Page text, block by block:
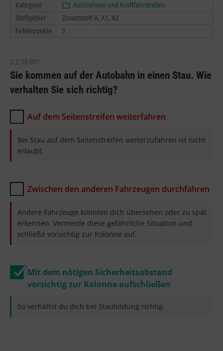
Kategorie
Autobahnen und Kraftfahrstraßen
Stoffgebiet
Zusatzstoff A, A1, A2
Fehlerpunkte
3
2.2.18-001
Sie kommen auf der Autobahn in einen Stau. Wie
verhalten Sie sich richtig?
Auf dem Seitenstreifen weiterfahren
Bei Stau auf dem Seitenstreifen weiterzufahren ist nicht
erlaubt.
Zwischen den anderen Fahrzeugen durchfahren
Andere Fahrzeuge könnten dich übersehen oder zu spät
erkennen. Vermeide diese gefährliche Situation und
schließe vorsichtig zur Kolonne auf.
Mit dem nötigen Sicherheitsabstand
vorsichtig zur Kolonne aufschließen
So verhältst du dich bei Staubildung richtig.